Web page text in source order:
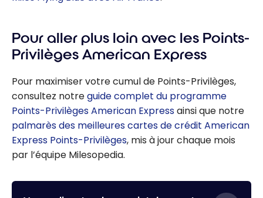
Pour aller plus loin avec les Points-
Privilèges American Express
Pour maximiser votre cumul de Points-Privilèges,
consultez notreguide complet du programme
Points-Privilèges American Expressainsi que notre
palmarès des meilleures cartes de crédit American
Express Points-Privilèges, mis à jour chaque mois
par l’équipe Milesopedia.